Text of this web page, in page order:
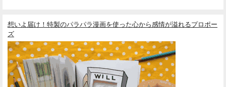
想いよ届け！特製のパラパラ漫画を使った心から感情が溢れるプロポー
ズ